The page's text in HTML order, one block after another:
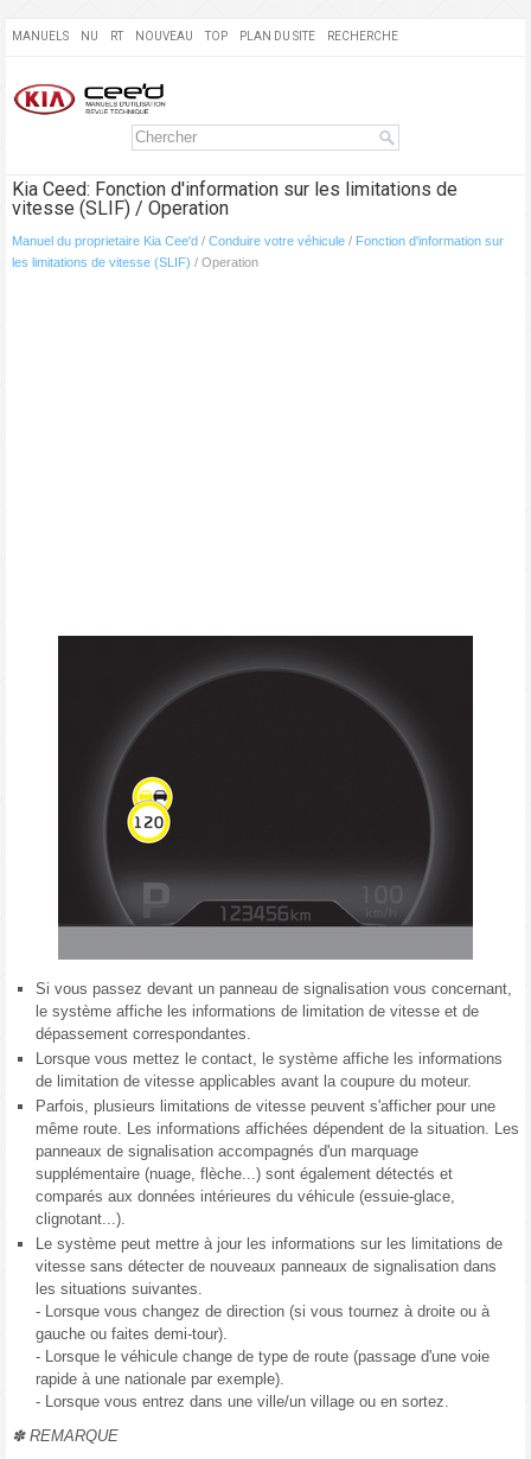
MANUELS NU RT NOUVEAU TOP PLAN DU SITE RECHERCHE
Kia Ceed: Fonction d'information sur les limitations de
vitesse (SLIF) / Operation
Manuel du proprietaire Kia Cee'd / Conduire votre véhicule / Fonction d'information sur
les limitations de vitesse (SLIF) / Operation
Si vous passez devant un panneau de signalisation vous concernant,
le système affiche les informations de limitation de vitesse et de
dépassement correspondantes.
Lorsque vous mettez le contact, le système affiche les informations
de limitation de vitesse applicables avant la coupure du moteur.
Parfois, plusieurs limitations de vitesse peuvent s'afficher pour une
même route. Les informations affichées dépendent de la situation. Les
panneaux de signalisation accompagnés d'un marquage
supplémentaire (nuage, flèche...) sont également détectés et
comparés aux données intérieures du véhicule (essuie-glace,
clignotant...).
Le système peut mettre à jour les informations sur les limitations de
vitesse sans détecter de nouveaux panneaux de signalisation dans
les situations suivantes.
- Lorsque vous changez de direction (si vous tournez à droite ou à
gauche ou faites demi-tour).
- Lorsque le véhicule change de type de route (passage d'une voie
rapide à une nationale par exemple).
- Lorsque vous entrez dans une ville/un village ou en sortez.
✽ REMARQUE